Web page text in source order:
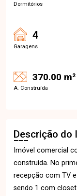
Dormitórios
4
Garagens
370.00 m²
A. Construída
Descrição do
Imóvel comercial
construída. No
recepção com TV
sendo 1 com